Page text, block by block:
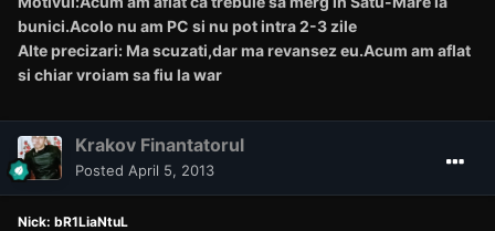
bunici.Acolo nu am PC si nu pot intra 2-3 zile
Alte precizari: Ma scuzati,dar ma revansez eu.Acum am aflat
si chiar vroiam sa fiu la war
Krakov Finantatorul
Posted April 5, 2013
Nick: bR1LiaNtuL